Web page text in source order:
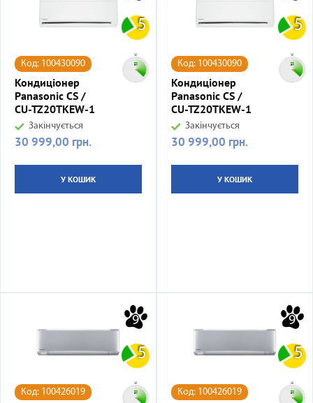
5
Код: 100430090
Кондиціонер
Panasonic CS /
CU-TZ20TKEW-1
Закінчується
Ціна
30 999,00 грн.
У КОШИК
5
Код: 100430090
Кондиціонер
Panasonic CS /
CU-TZ20TKEW-1
Закінчується
Ціна
30 999,00 грн.
У КОШИК
9
5
Код: 100426019
9
5
Код: 100426019